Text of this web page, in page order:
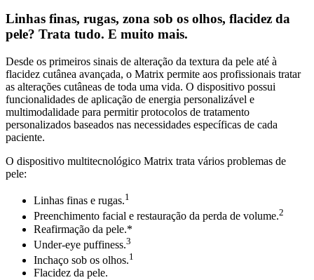
Linhas finas, rugas, zona sob os olhos, flacidez da
pele? Trata tudo. E muito mais.
Desde os primeiros sinais de alteração da textura da pele até à
flacidez cutânea avançada, o Matrix permite aos profissionais tratar
as alterações cutâneas de toda uma vida. O dispositivo possui
funcionalidades de aplicação de energia personalizável e
multimodalidade para permitir protocolos de tratamento
personalizados baseados nas necessidades específicas de cada
paciente.
O dispositivo multitecnológico Matrix trata vários problemas de
pele:
Linhas finas e rugas.1
Preenchimento facial e restauração da perda de volume.2
Reafirmação da pele.*
Under-eye puffiness.3
Inchaço sob os olhos.1
Flacidez da pele.